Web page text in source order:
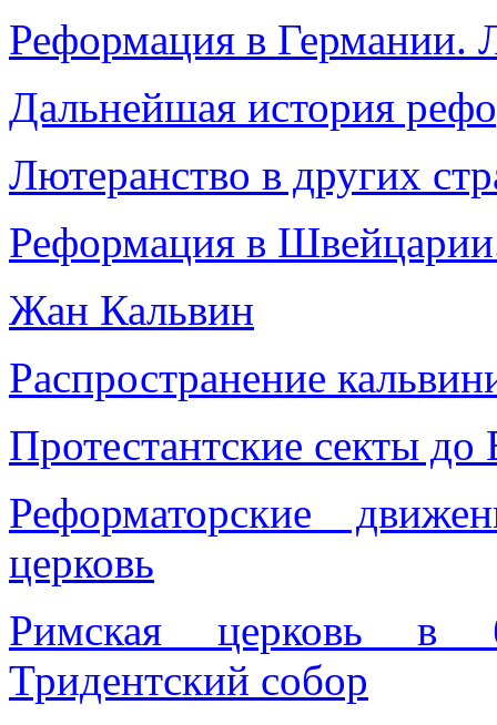
Реформация в Германии.
Дальнейшая история
Лютеранство в других
Реформация в
Жан Кальвин
Распространение
Протестантские секты до
Реформаторские
церковь
Римская церковь в
Тридентский собор